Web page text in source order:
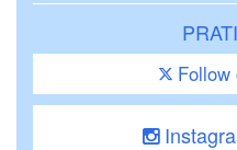
Follow